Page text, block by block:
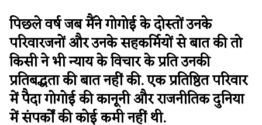
पिछले वर्ष जब मैंने गोगोई के दोस्तों उनके
परिवारजनों और उनके सहकर्मियों से बात की तो
किसी ने भी न्याय के विचार के प्रति उनकी
प्रतिबद्धता की बात नहीं की. एक प्रतिष्ठित परिवार
में पैदा गोगोई की कानूनी और राजनीतिक दुनिया
में संपर्कों की कोई कमी नहीं थी.